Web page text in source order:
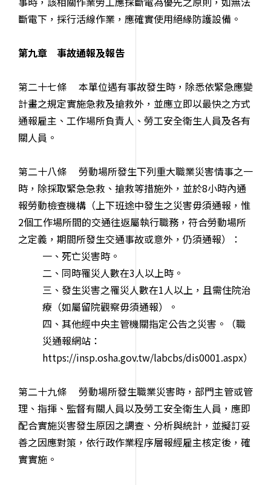
斷電下，採行活線作業，應確實使用絕緣防護設備。
第九章 事故通報及報告
第二十七條 本單位遇有事故發生時，除悉依緊急應變
計畫之規定實施急救及搶救外，並應立即以最快之方式
通報雇主、工作場所負責人、勞工安全衛生人員及各有
關人員。
第二十八條 勞動場所發生下列重大職業災害情事之一
時，除採取緊急急救、搶救等措施外，並於8小時內通
報勞動檢查機構（上下班途中發生之災害毋須通報，惟
2個工作場所間的交通往返屬執行職務，符合勞動場所
之定義，期間所發生交通事故或意外，仍須通報）：
一、死亡災害時。
二、同時罹災人數在3人以上時。
三、發生災害之罹災人數在1人以上，且需住院治
療（如屬留院觀察毋須通報）。
四、其他經中央主管機關指定公告之災害。（職
災通報網站：
https://insp.osha.gov.tw/labcbs/dis0001.aspx）
第二十九條 勞動場所發生職業災害時，部門主管或管
理、指揮、監督有關人員以及勞工安全衛生人員，應即
配合實施災害發生原因之調查、分析與統計，並擬訂妥
善之因應對策，依行政作業程序層報經雇主核定後，確
實實施。